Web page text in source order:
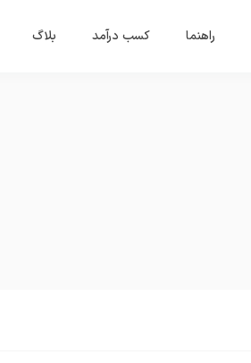
راهنما کسب درآمد بلاگ